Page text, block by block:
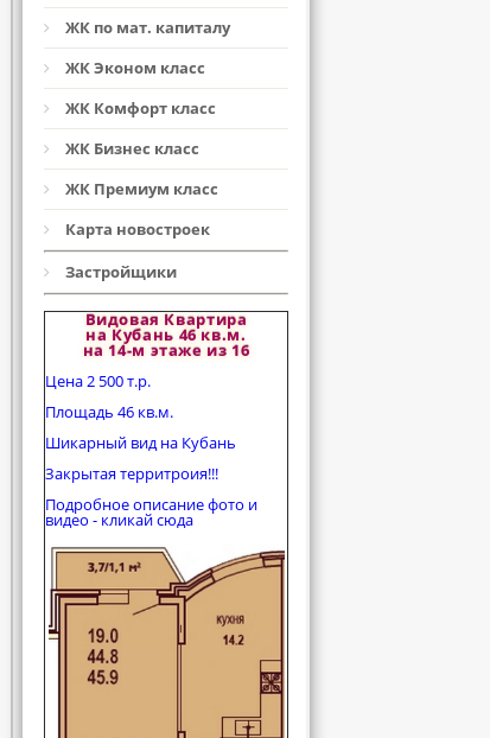
ЖК по мат. капиталу
ЖК Эконом класс
ЖК Комфорт класс
ЖК Бизнес класс
ЖК Премиум класс
Карта новостроек
Застройщики
Видовая Квартира
на Кубань 46 кв.м.
на 14-м этаже из 16
Цена 2 500 т.р.
Площадь 46 кв.м.
Шикарный вид на Кубань
Закрытая территроия!!!
Подробное описание фото и
видео - кликай сюда